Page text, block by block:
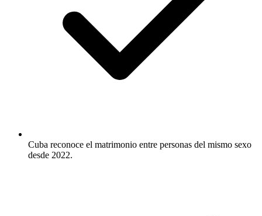
Cuba reconoce el matrimonio entre personas del mismo sexo
desde 2022.